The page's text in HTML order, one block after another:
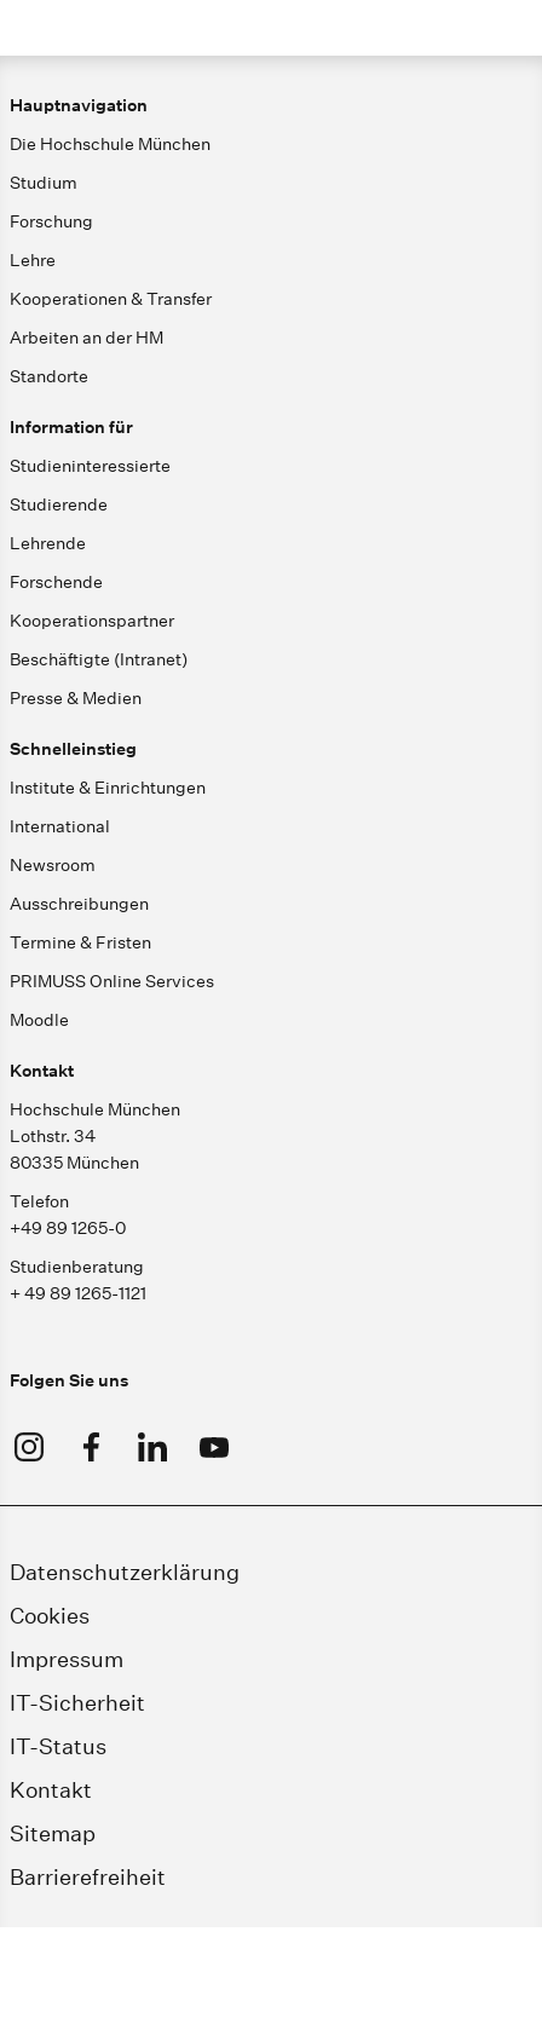
Hauptnavigation
Die Hochschule München
Studium
Forschung
Lehre
Kooperationen & Transfer
Arbeiten an der HM
Standorte
Information für
Studieninteressierte
Studierende
Lehrende
Forschende
Kooperationspartner
Beschäftigte (Intranet)
Presse & Medien
Schnelleinstieg
Institute & Einrichtungen
International
Newsroom
Ausschreibungen
Termine & Fristen
PRIMUSS Online Services
Moodle
Kontakt
Hochschule München
Lothstr. 34
80335 München
Telefon
+49 89 1265-0
Studienberatung
+ 49 89 1265-1121
Folgen Sie uns
Datenschutzerklärung
Cookies
Impressum
IT-Sicherheit
IT-Status
Kontakt
Sitemap
Barrierefreiheit